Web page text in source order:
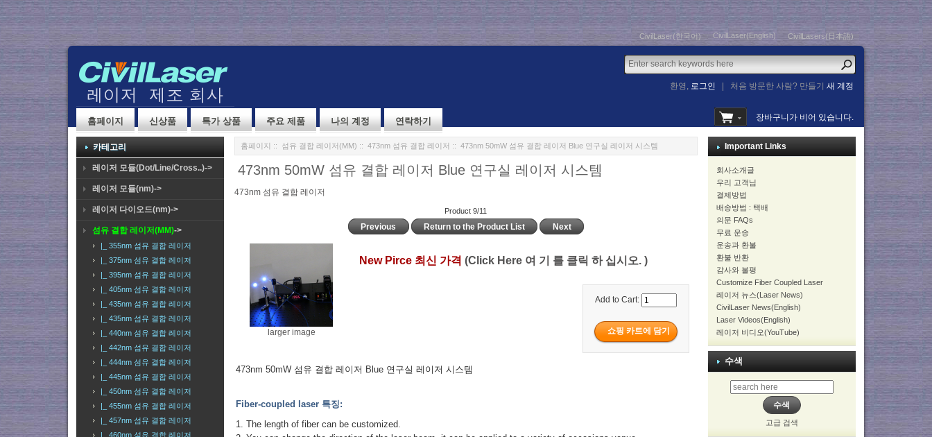
CivilLaser(한국어) CivilLaser(English) CivilLasers(日本語)
환영, 로그인 처음 방문한 사람? 만들기새 계정
홈페이지 신상품 특가 상품 주요 제품 나의 계정 연락하기 장바구니가 비어 있습니다.
카테고리
레이저 모듈(Dot/Line/Cross..)->
레이저 모듈(nm)->
레이저 다이오드(nm)->
섬유 결합 레이저(MM)->
|_ 355nm 섬유 결합 레이저
|_ 375nm 섬유 결합 레이저
|_ 395nm 섬유 결합 레이저
|_ 405nm 섬유 결합 레이저
|_ 435nm 섬유 결합 레이저
|_ 435nm 섬유 결합 레이저
|_ 440nm 섬유 결합 레이저
|_ 442nm 섬유 결합 레이저
|_ 444nm 섬유 결합 레이저
|_ 445nm 섬유 결합 레이저
|_ 450nm 섬유 결합 레이저
|_ 455nm 섬유 결합 레이저
|_ 457nm 섬유 결합 레이저
|_ 460nm 섬유 결합 레이저
홈페이지 :: 섬유 결합 레이저(MM) :: 473nm 섬유 결합 레이저 :: 473nm 50mW 섬유 결합 레이저 Blue 연구실 레이저 시스템
473nm 50mW 섬유 결합 레이저 Blue 연구실 레이저 시스템
473nm 섬유 결합 레이저
Product 9/11
Previous Return to the Product List Next
larger image
New Pirce 최신 가격 (Click Here 여 기 를 클릭 하 십시오. )
Add to Cart:
473nm 50mW 섬유 결합 레이저 Blue 연구실 레이저 시스템
Fiber-coupled laser 특징:
1. The length of fiber can be customized.
Important Links
회사소개글
우리 고객님
결제방법
배송방법 : 택배
의문 FAQs
무료 운송
운송과 환불
환불 반환
감사와 불평
Customize Fiber Coupled Laser
레이저 뉴스(Laser News)
CivilLaser News(English)
Laser Videos(English)
레이저 비디오(YouTube)
수색
고급 검색